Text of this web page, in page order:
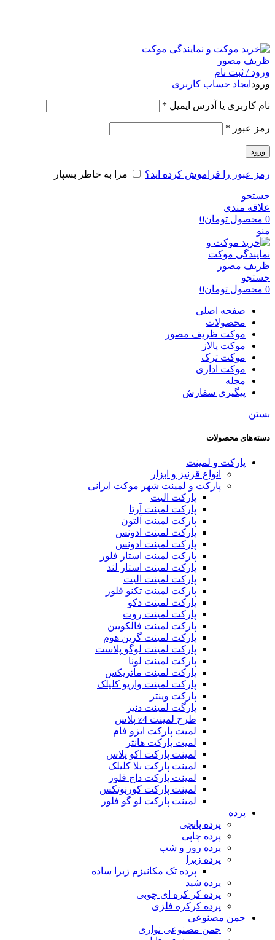
ورود / ثبت نام
ورود ایجاد حساب کاربری
نام کاربری یا آدرس ایمیل *
رمز عبور *
ورود
رمز عبور را فراموش کرده اید؟ مرا به خاطر بسپار
جستجو
علاقه مندی
0 محصول تومان0
منو
جستجو
0 محصول تومان0
صفحه اصلی
محصولات
موکت ظریف مصور
موکت پالاز
موکت ترک
موکت اداری
مجله
پیگیری سفارش
بستن
دسته‌های محصولات
پارکت و لمینت
انواع قرنیز و ابزار
پارکت و لمینت شهر موکت ایرانی
پارکت الیت
پارکت لمینت آرتا
پارکت لمینت آلتون
پارکت لمینت ادونس
پارکت لمینت ادونس
پارکت لمینت استار فلور
پارکت لمینت استار لند
پارکت لمینت الیت
پارکت لمینت تکنو فلور
پارکت لمینت دکو
پارکت لمینت روت
پارکت لمینت فالکویین
پارکت لمینت گرین هوم
پارکت لمینت لوگو پلاست
پارکت لمینت لونا
پارکت لمینت ماتریکس
پارکت لمینت واریو کلیلک
پارکت وینتر
پارگت لمینت دنیز
طرح لمینت z4 پلاس
لمیت پارکت ایزو فام
لمیت پارکت هانتر
لمینت پارکت اکو پلاس
لمینت پارکت بلا کلیلک
لمینت پارکت داچ فلور
لمینت پارکت کورنوتکس
لمینت پارکت لو گو فلور
پرده
پرده پانچی
پرده چاپی
پرده روز و شب
پرده زبرا
پرده تک مکانیزم زبرا ساده
پرده شید
پرده کر کره ای چوبی
پرده کرکره فلزی
جمن مصنوعی
جمن مصنوعی نواری